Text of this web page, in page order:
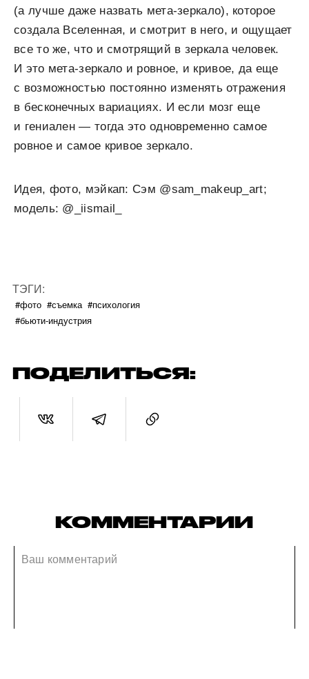
(а лучше даже назвать мета-зеркало), которое
создала Вселенная, и смотрит в него, и ощущает
все то же, что и смотрящий в зеркала человек.
И это мета-зеркало и ровное, и кривое, да еще
с возможностью постоянно изменять отражения
в бесконечных вариациях. И если мозг еще
и гениален — тогда это одновременно самое
ровное и самое кривое зеркало.
Идея, фото, мэйкап: Сэм @sam_makeup_art;
модель: @_iismail_
ТЭГИ:
#фото #съемка #психология
#бьюти-индустрия
ПОДЕЛИТЬСЯ:
КОММЕНТАРИИ